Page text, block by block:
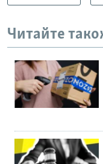
Читайте